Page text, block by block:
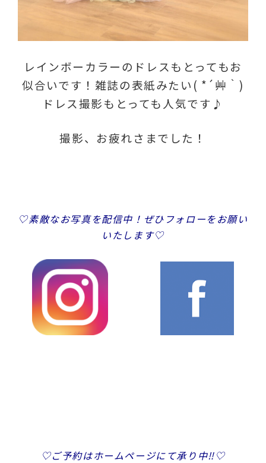
レインボーカラーのドレスもとってもお
似合いです！雑誌の表紙みたい( *´艸｀)
ドレス撮影もとっても人気です♪
撮影、お疲れさまでした！
♡素敵なお写真を配信中！ぜひ フォローをお願い
いたします♡
♡ご予約はホームページにて承り中‼♡